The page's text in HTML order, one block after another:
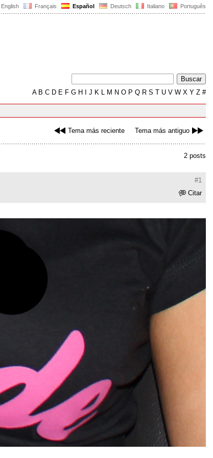
English Français Español Deutsch Italiano Português
AB C D E F G H J K L M N O P Q R S T U V W X Y Z #
Tema más reciente Tema más antiguo
2 posts
#1
Citar